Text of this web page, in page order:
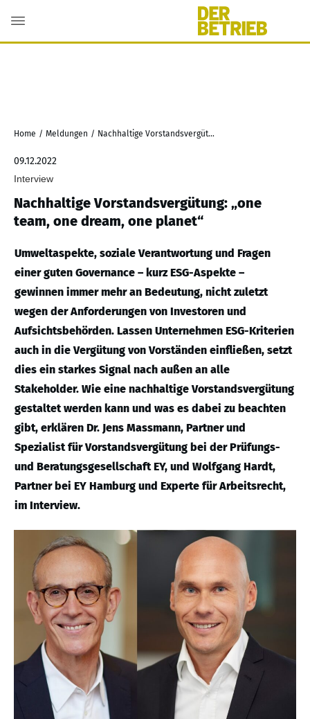
Home / Meldungen / Nachhaltige Vorstandsvergütung: „one team, one dream, one planet“
09.12.2022
Interview
Nachhaltige Vorstandsvergütung: „one
team, one dream, one planet“
Umweltaspekte, soziale Verantwortung und Fragen
einer guten Governance – kurz ESG-Aspekte –
gewinnen immer mehr an Bedeutung, nicht zuletzt
wegen der Anforderungen von Investoren und
Aufsichtsbehörden. Lassen Unternehmen ESG-Kriterien
auch in die Vergütung von Vorständen einfließen, setzt
dies ein starkes Signal nach außen an alle
Stakeholder. Wie eine nachhaltige Vorstandsvergütung
gestaltet werden kann und was es dabei zu beachten
gibt, erklären Dr. Jens Massmann, Partner und
Spezialist für Vorstandsvergütung bei der Prüfungs-
und Beratungsgesellschaft EY, und Wolfgang Hardt,
Partner bei EY Hamburg und Experte für Arbeitsrecht,
im Interview.